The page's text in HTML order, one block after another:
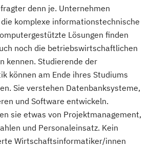
denn je. Unternehmen
komplexe informationstechnische
Lösungen finden
noch die betriebswirtschaftlichen
kennen. Studierende der
können am Ende ihres Studiums
Sie verstehen Datenbanksysteme,
und Software entwickeln.
sie etwas von Projektmanagement,
und Personaleinsatz. Kein
Wirtschaftsinformatiker/innen